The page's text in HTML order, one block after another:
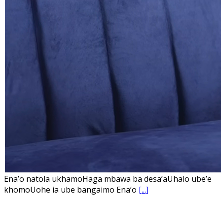
Ena’o natola ukhamoHaga mbawa ba desa’aUhalo ube’e
khomoUohe ia ube bangaimo Ena’o [...]